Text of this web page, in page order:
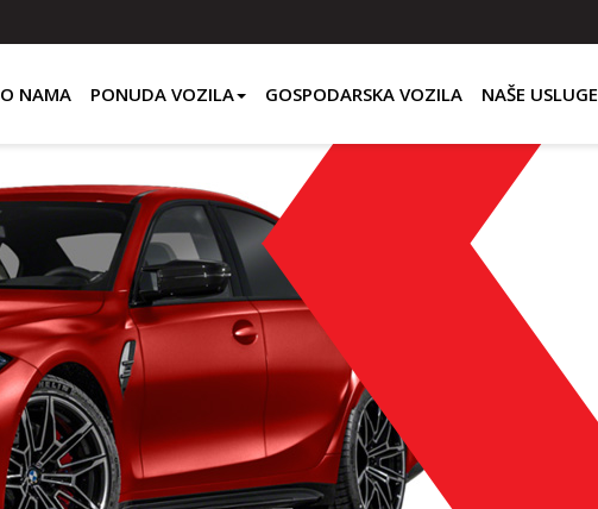
O NAMA PONUDA VOZILA GOSPODARSKA VOZILA NAŠE USLUGE